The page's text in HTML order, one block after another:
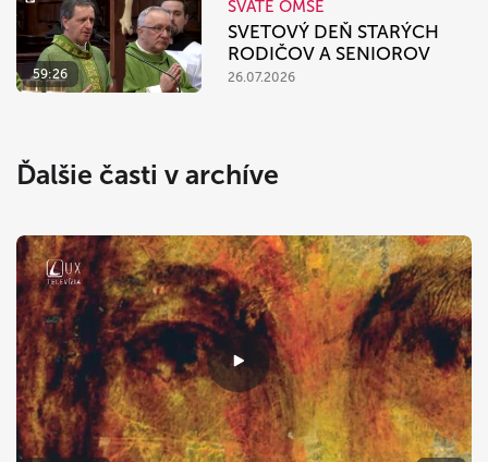
59:26
SVÄTÉ OMŠE
SVETOVÝ DEŇ STARÝCH
RODIČOV A SENIOROV
26.07.2026
Ďalšie časti v archíve